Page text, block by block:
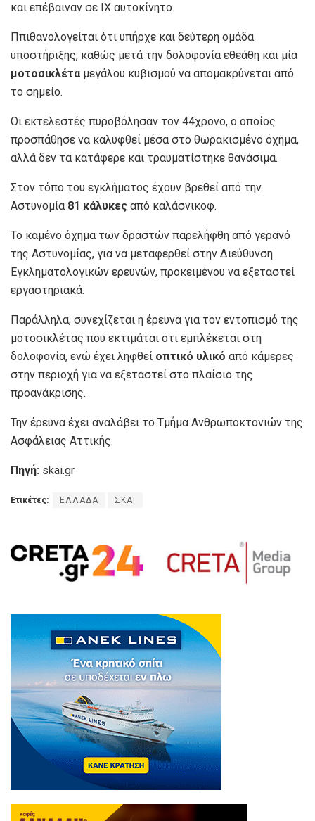
και επέβαιναν σε ΙΧ αυτοκίνητο.
Ππιθανολογείται ότι υπήρχε και δεύτερη ομάδα
υποστήριξης, καθώς μετά την δολοφονία εθεάθη και μία
μοτοσικλέτα μεγάλου κυβισμού να απομακρύνεται από
το σημείο.
Οι εκτελεστές πυροβόλησαν τον 44χρονο, ο οποίος
προσπάθησε να καλυφθεί μέσα στο θωρακισμένο όχημα,
αλλά δεν τα κατάφερε και τραυματίστηκε θανάσιμα.
Στον τόπο του εγκλήματος έχουν βρεθεί από την
Αστυνομία 81 κάλυκες από καλάσνικοφ.
Το καμένο όχημα των δραστών παρελήφθη από γερανό
της Αστυνομίας, για να μεταφερθεί στην Διεύθυνση
Εγκληματολογικών ερευνών, προκειμένου να εξεταστεί
εργαστηριακά.
Παράλληλα, συνεχίζεται η έρευνα για τον εντοπισμό της
μοτοσικλέτας που εκτιμάται ότι εμπλέκεται στη
δολοφονία, ενώ έχει ληφθεί οπτικό υλικό από κάμερες
στην περιοχή για να εξεταστεί στο πλαίσιο της
προανάκρισης.
Την έρευνα έχει αναλάβει το Τμήμα Ανθρωποκτονιών της
Ασφάλειας Αττικής.
Πηγή: skai.gr
Ετικέτες: ΕΛΛΑΔΑ ΣΚΑΙ